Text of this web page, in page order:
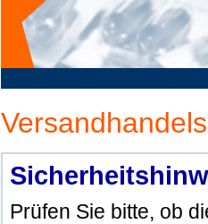
Prüfen Sie bitte, ob